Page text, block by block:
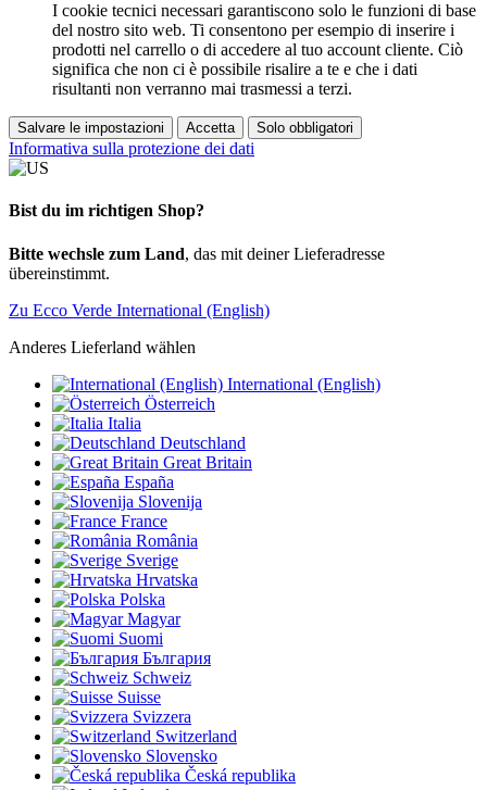
I cookie tecnici necessari garantiscono solo le funzioni di base
del nostro sito web. Ti consentono per esempio di inserire i
prodotti nel carrello o di accedere al tuo account cliente. Ciò
significa che non ci è possibile risalire a te e che i dati
risultanti non verranno mai trasmessi a terzi.
Salvare le impostazioni Accetta Solo obbligatori
Informativa sulla protezione dei dati
Bist du im richtigen Shop?
Bitte wechsle zum Land, das mit deiner Lieferadresse
übereinstimmt.
Zu Ecco Verde International (English)
Anderes Lieferland wählen
International (English)
Österreich
Italia
Deutschland
Great Britain
España
Slovenija
France
România
Sverige
Hrvatska
Polska
Magyar
Suomi
България
Schweiz
Suisse
Svizzera
Switzerland
Slovensko
Česká republika